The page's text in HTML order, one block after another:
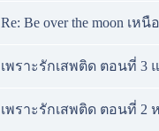
Re: Be over the moon เห
เพราะรักเสพติด ตอนที่ 3
เพราะรักเสพติด ตอนที่ 2